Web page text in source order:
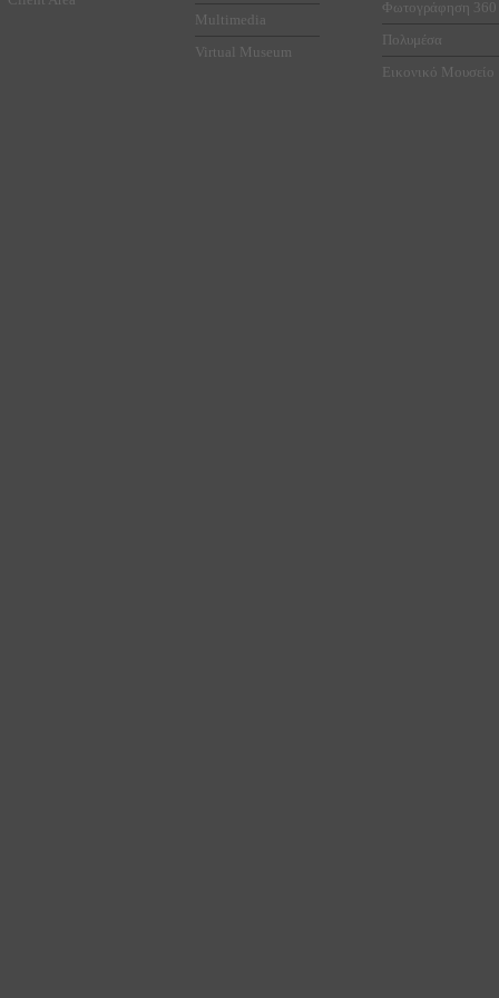
Multimedia
Virtual Museum
Φωτογράφηση 360
Πολυμέσα
Εικονικό Μουσείο